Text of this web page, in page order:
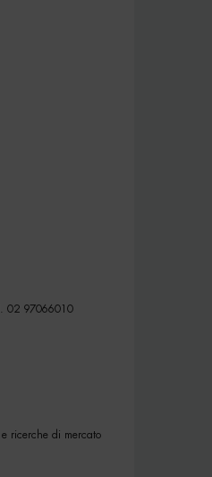
02 97066010
ricerche di mercato